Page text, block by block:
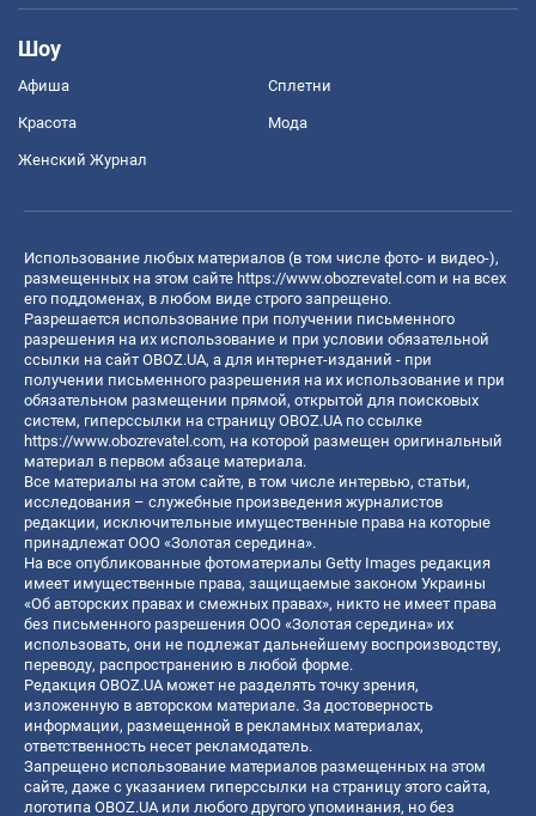
Шоу
Афиша Сплетни
Красота Мода
Женский Журнал
Использование любых материалов (в том числе фото- и видео-),
размещенных на этом сайте https://www.obozrevatel.com и на всех
его поддоменах, в любом виде строго запрещено.
Разрешается использование при получении письменного
разрешения на их использование и при условии обязательной
ссылки на сайт OBOZ.UA, а для интернет-изданий - при
получении письменного разрешения на их использование и при
обязательном размещении прямой, открытой для поисковых
систем, гиперссылки на страницу OBOZ.UA по ссылке
https://www.obozrevatel.com, на которой размещен оригинальный
материал в первом абзаце материала.
Все материалы на этом сайте, в том числе интервью, статьи,
исследования – служебные произведения журналистов
редакции, исключительные имущественные права на которые
принадлежат ООО «Золотая середина».
На все опубликованные фотоматериалы Getty Images редакция
имеет имущественные права, защищаемые законом Украины
«Об авторских правах и смежных правах», никто не имеет права
без письменного разрешения ООО «Золотая середина» их
использовать, они не подлежат дальнейшему воспроизводству,
переводу, распространению в любой форме.
Редакция OBOZ.UA может не разделять точку зрения,
изложенную в авторском материале. За достоверность
информации, размещенной в рекламных материалах,
ответственность несет рекламодатель.
Запрещено использование материалов размещенных на этом
сайте, даже с указанием гиперссылки на страницу этого сайта,
логотипа OBOZ.UA или любого другого упоминания, но без